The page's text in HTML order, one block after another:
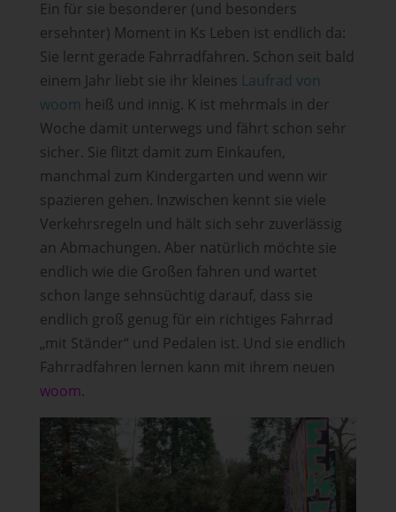
Ein für sie besonderer (und besonders
ersehnter) Moment in Ks Leben ist endlich da:
Sie lernt gerade Fahrradfahren. Schon seit bald
einem Jahr liebt sie ihr kleines Laufrad von
woom heiß und innig. K ist mehrmals in der
Woche damit unterwegs und fährt schon sehr
sicher. Sie flitzt damit zum Einkaufen,
manchmal zum Kindergarten und wenn wir
spazieren gehen. Inzwischen kennt sie viele
Verkehrsregeln und hält sich sehr zuverlässig
an Abmachungen. Aber natürlich möchte sie
endlich wie die Großen fahren und wartet
schon lange sehnsüchtig darauf, dass sie
endlich groß genug für ein richtiges Fahrrad
„mit Ständer“ und Pedalen ist. Und sie endlich
Fahrradfahren lernen kann mit ihrem neuen
woom.